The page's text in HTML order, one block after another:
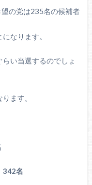
の党は235名の候補者
なります。
い当選するのでしょ
ます。
342名